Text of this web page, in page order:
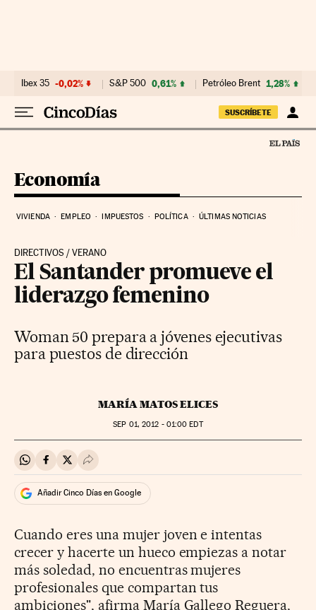
Ibex 35 -0,02% S&P 500 0,61% Petróleo Brent 1,28%
SUSCRÍBETE
Economía
VIVIENDA EMPLEO IMPUESTOS POLÍTICA ÚLTIMAS NOTICIAS
DIRECTIVOS / VERANO
El Santander promueve el
liderazgo femenino
Woman 50 prepara a jóvenes ejecutivas
para puestos de dirección
MARÍA MATOS ELICES
SEP 01, 2012 - 01:00 EDT
Compartir en Whatsapp
Compartir en Facebook
Compartir en Twitter
Desplegar Redes Sociales
Añadir Cinco Días en Google
Cuando eres una mujer joven e intentas
crecer y hacerte un hueco empiezas a notar
más soledad, no encuentras mujeres
profesionales que compartan tus
ambiciones", afirma María Gallego Reguera,